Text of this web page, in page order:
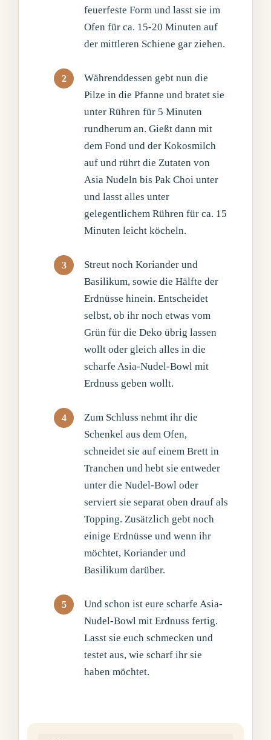
feuerfeste Form und lasst sie im
Ofen für ca. 15-20 Minuten auf
der mittleren Schiene gar ziehen.
Währenddessen gebt nun die
Pilze in die Pfanne und bratet sie
unter Rühren für 5 Minuten
rundherum an. Gießt dann mit
dem Fond und der Kokosmilch
auf und rührt die Zutaten von
Asia Nudeln bis Pak Choi unter
und lasst alles unter
gelegentlichem Rühren für ca. 15
Minuten leicht köcheln.
Streut noch Koriander und
Basilikum, sowie die Hälfte der
Erdnüsse hinein. Entscheidet
selbst, ob ihr noch etwas vom
Grün für die Deko übrig lassen
wollt oder gleich alles in die
scharfe Asia-Nudel-Bowl mit
Erdnuss geben wollt.
Zum Schluss nehmt ihr die
Schenkel aus dem Ofen,
schneidet sie auf einem Brett in
Tranchen und hebt sie entweder
unter die Nudel-Bowl oder
serviert sie separat oben drauf als
Topping. Zusätzlich gebt noch
einige Erdnüsse und wenn ihr
möchtet, Koriander und
Basilikum darüber.
Und schon ist eure scharfe Asia-
Nudel-Bowl mit Erdnuss fertig.
Lasst sie euch schmecken und
testet aus, wie scharf ihr sie
haben möchtet.